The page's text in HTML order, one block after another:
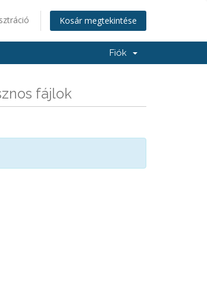
Kosár megtekintése
Fiók
fájlok